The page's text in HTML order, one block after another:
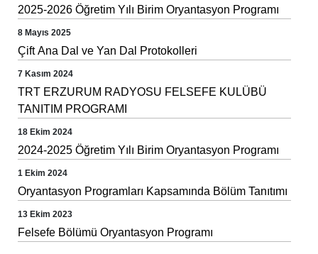
2025-2026 Öğretim Yılı Birim Oryantasyon Programı
8 Mayıs 2025
Çift Ana Dal ve Yan Dal Protokolleri
7 Kasım 2024
TRT ERZURUM RADYOSU FELSEFE KULÜBÜ
TANITIM PROGRAMI
18 Ekim 2024
2024-2025 Öğretim Yılı Birim Oryantasyon Programı
1 Ekim 2024
Oryantasyon Programları Kapsamında Bölüm Tanıtımı
13 Ekim 2023
Felsefe Bölümü Oryantasyon Programı